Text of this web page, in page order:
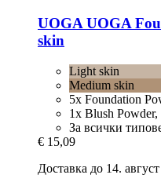
UOGA UOGA
skin
Light skin
Medium skin
5x Foundation
1x Blush Powder,
За всички
€ 15,09
Доставка до 14. август